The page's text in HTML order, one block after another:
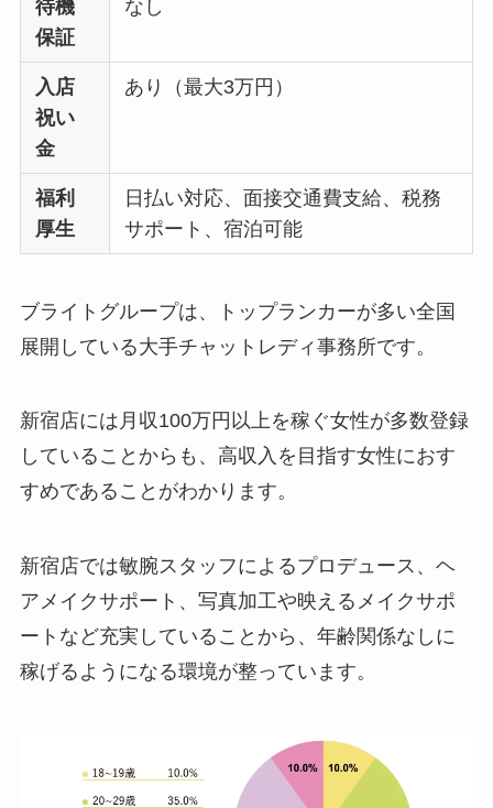
待機
保証
なし
入店
祝い
金
あり（最大3万円）
福利
厚生
日払い対応、面接交通費支給、税務
サポート、宿泊可能
ブライトグループは、トップランカーが多い全国
展開している大手チャットレディ事務所です。
新宿店には月収100万円以上を稼ぐ女性が多数登録
していることからも、高収入を目指す女性におす
すめであることがわかります。
新宿店では敏腕スタッフによるプロデュース、ヘ
アメイクサポート、写真加工や映えるメイクサポ
ートなど充実していることから、年齢関係なしに
稼げるようになる環境が整っています。